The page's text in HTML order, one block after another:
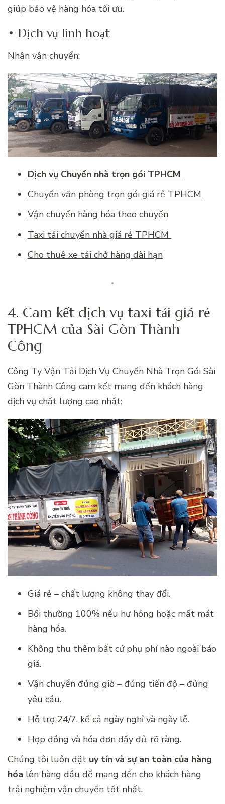
giúp bảo vệ hàng hóa tối ưu.
• Dịch vụ linh hoạt
Nhận vận chuyển:
Dịch vụ Chuyển nhà trọn gói TPHCM
Chuyển văn phòng trọn gói giá rẻ TPHCM
Vận chuyển hàng hóa theo chuyến
Taxi tải chuyển nhà giá rẻ TPHCM
Cho thuê xe tải chở hàng dài hạn
4. Cam kết dịch vụ taxi tải giá rẻ
TPHCM của Sài Gòn Thành
Công
Công Ty Vận Tải Dịch Vụ Chuyển Nhà Trọn Gói Sài
Gòn Thành Công cam kết mang đến khách hàng
dịch vụ chất lượng cao nhất:
Giá rẻ – chất lượng không thay đổi.
Bồi thường 100% nếu hư hỏng hoặc mất mát
hàng hóa.
Không thu thêm bất cứ phụ phí nào ngoài báo
giá.
Vận chuyển đúng giờ – đúng tiến độ – đúng
yêu cầu.
Hỗ trợ 24/7, kể cả ngày nghỉ và ngày lễ.
Hợp đồng và hóa đơn đầy đủ, rõ ràng.
Chúng tôi luôn đặt uy tín và sự an toàn của hàng
hóa lên hàng đầu để mang đến cho khách hàng
trải nghiệm vận chuyển tốt nhất.